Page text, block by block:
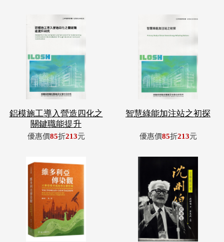
鋁模施工導入營造四化之
關鍵職能提升
優惠價85折213元
智慧綠能加注站之初探
優惠價85折213元